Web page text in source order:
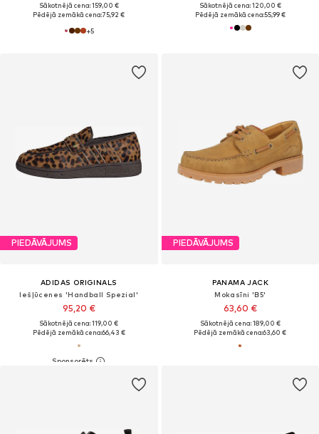
Sākotnējā cena: 159,00 €
Pēdējā zemākā cena:75,92 €
+5
Sākotnējā cena: 120,00 €
Pēdējā zemākā cena:55,99 €
PIEDĀVĀJUMS
ADIDAS ORIGINALS
Iešļūcenes 'Handball Spezial'
95,20 €
Sākotnējā cena: 119,00 €
Pēdējā zemākā cena:66,43 €
PIEDĀVĀJUMS
PANAMA JACK
Mokasīni 'B5'
63,60 €
Sākotnējā cena: 189,00 €
Pēdējā zemākā cena:63,60 €